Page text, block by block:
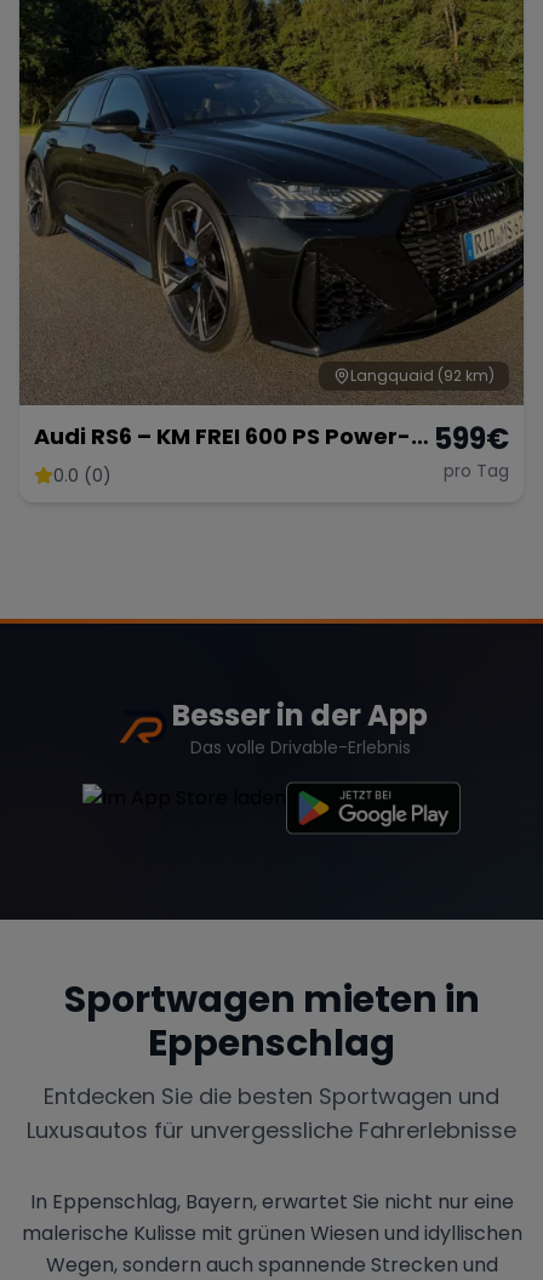
Langquaid (92 km)
Audi RS6 – KM FREI 600 PS Power-
Kombi
0.0 (0)
599€
pro Tag
Besser in der App
Das volle Drivable-Erlebnis
Sportwagen mieten in
Eppenschlag
Entdecken Sie die besten Sportwagen und
Luxusautos für unvergessliche Fahrerlebnisse
In Eppenschlag, Bayern, erwartet Sie nicht nur eine
malerische Kulisse mit grünen Wiesen und idyllischen
Wegen, sondern auch spannende Strecken und